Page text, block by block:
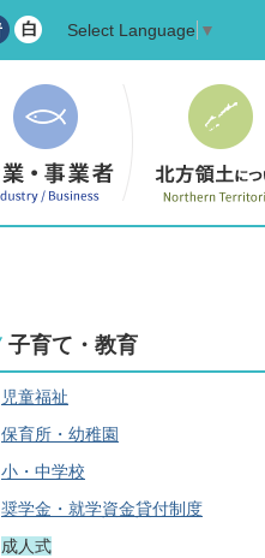
Select Language ▼
子育て・教育
児童福祉
保育所・幼稚園
小・中学校
奨学金・就学資金貸付制度
成人式